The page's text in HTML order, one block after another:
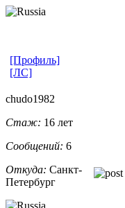
[Профиль]
[ЛС]
chudo1982
Стаж: 16 лет
Сообщений: 6
Откуда: Санкт-
Петерб​ург